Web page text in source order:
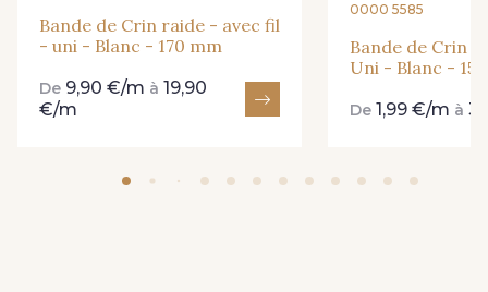
Bande de Crin raide - avec fil
- uni - Blanc - 170 mm
De 9,90 €/m à 19,90
€/m
0000 5585
Bande de Crin
Uni - Blanc - 15
De1,99 €/m à